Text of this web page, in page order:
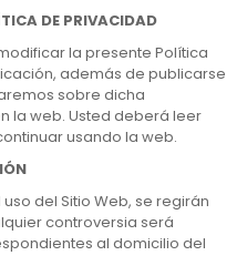
DE PRIVACIDAD
la presente Política
además de publicarse
sobre dicha
la web. Usted deberá leer
usando la web.
del Sitio Web, se regirán
controversia será
al domicilio del